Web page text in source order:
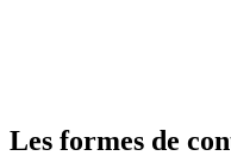
Les formes de